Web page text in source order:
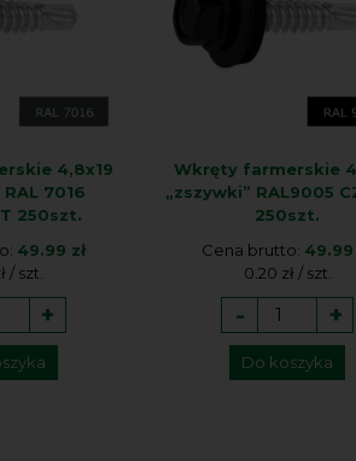
4,8x19
7016
250szt.
49.99 zł
/ szt.
+
Wkręty farmerskie
„zszywki” RAL9005
250szt.
Cena brutto: 49.99
0.20 zł / szt.
- +
Do koszyka